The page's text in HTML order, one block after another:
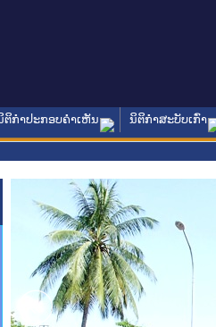
ຕິກໍາປະກອບຄໍາເຫັນ ນິຕິກໍາສະບັບເກົ່າ